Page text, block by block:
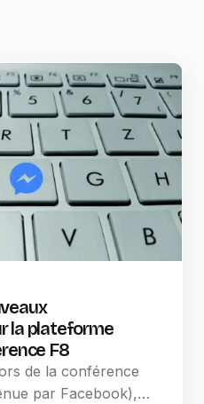
la plateforme
F8
de la conférence
par Facebook),…